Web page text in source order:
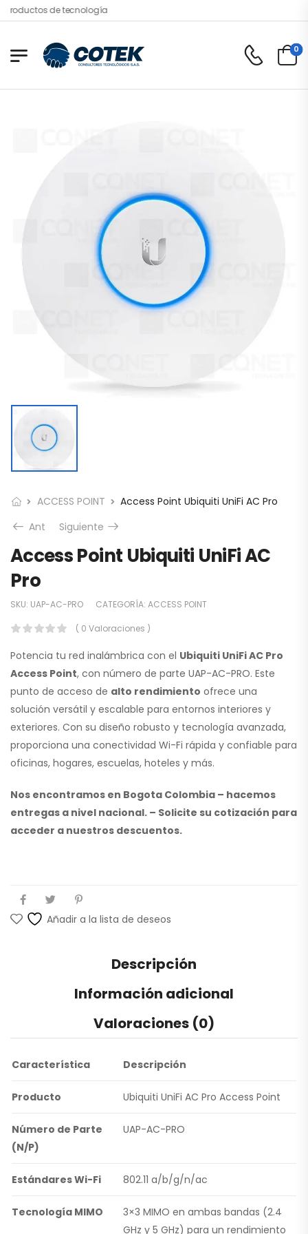
de tecnología
0
ACCESS POINT
Access Point Ubiquiti UniFi AC Pro
Ant
Siguiente
Access Point Ubiquiti UniFi AC
Pro
SKU: UAP-AC-PRO CATEGORÍA: ACCESS POINT
( 0 Valoraciones )
Potencia tu red inalámbrica con el Ubiquiti UniFi AC Pro
Access Point, con número de parte UAP-AC-PRO. Este
punto de acceso de alto rendimiento ofrece una
solución versátil y escalable para entornos interiores y
exteriores. Con su diseño robusto y tecnología avanzada,
proporciona una conectividad Wi-Fi rápida y confiable para
oficinas, hogares, escuelas, hoteles y más.
Nos encontramos en Bogota Colombia – hacemos
entregas a nivel nacional. – Solicite su cotización para
acceder a nuestros descuentos.
Añadir a la lista de deseos
Descripción
Información adicional
Valoraciones (0)
Característica Descripción
Producto Ubiquiti UniFi AC Pro Access Point
Número de Parte
(N/P)
UAP-AC-PRO
Estándares Wi-Fi 802.11 a/b/g/n/ac
Tecnología MIMO
3×3 MIMO en ambas bandas (2.4
GHz y 5 GHz) para un rendimiento